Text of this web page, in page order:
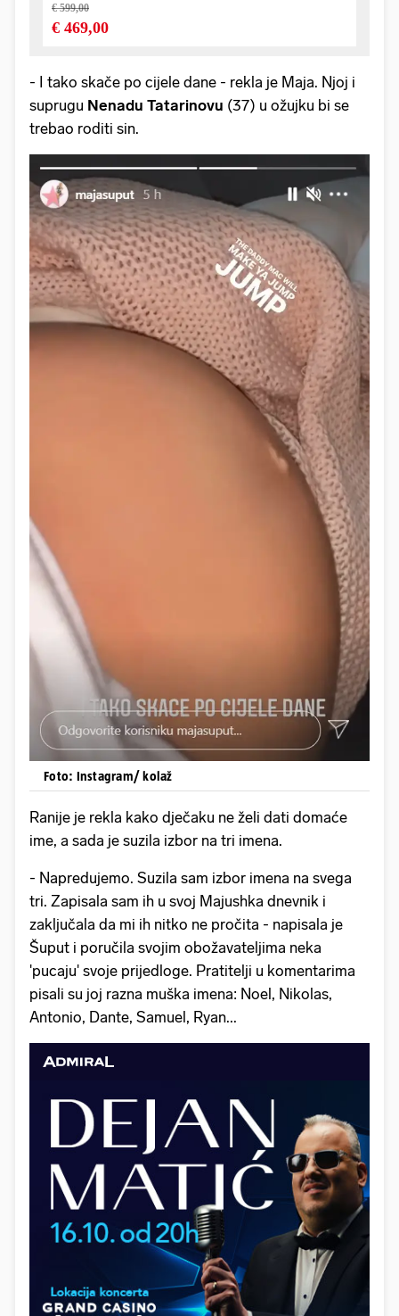
- I tako skače po cijele dane - rekla je Maja. Njoj i
suprugu Nenadu Tatarinovu (37) u ožujku bi se
trebao roditi sin.
Foto: Instagram/ kolaž
Ranije je rekla kako dječaku ne želi dati domaće
ime, a sada je suzila izbor na tri imena.
- Napredujemo. Suzila sam izbor imena na svega
tri. Zapisala sam ih u svoj Majushka dnevnik i
zaključala da mi ih nitko ne pročita - napisala je
Šuput i poručila svojim obožavateljima neka
'pucaju' svoje prijedloge. Pratitelji u komentarima
pisali su joj razna muška imena: Noel, Nikolas,
Antonio, Dante, Samuel, Ryan...